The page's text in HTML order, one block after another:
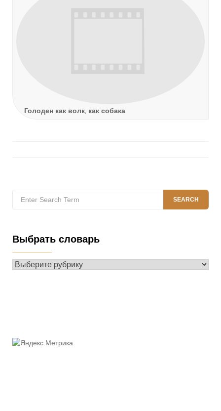
Голоден как волк, как собака
for:
SEARCH
Выбрать словарь
Выбрать